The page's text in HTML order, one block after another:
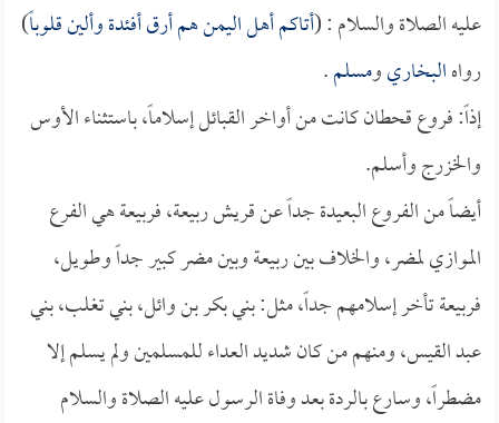
عليه الصلاة والسلام : (أتاكم أهل اليمن هم أرق أفئدة وألين قلوباً)
رواهالبخاريومسلم.
إذاً: فروع قحطان كانت من أواخر القبائل إسلاماً، باستثناء الأوس
والخزرج وأسلم.
أيضاً من الفروع البعيدة جداً عن قريش ربيعة، فربيعة هي الفرع
الموازي لمضر، والخلاف بين ربيعة وبين مضر كبير جداً وطويل،
فربيعة تأخر إسلامهم جداً، مثل: بني بكر بن وائل، بني تغلب، بني
عبد القيس، ومنهم من كان شديد العداء للمسلمين ولم يسلم إلا
مضطراً، وسارع بالردة بعد وفاة الرسول عليه الصلاة والسلام